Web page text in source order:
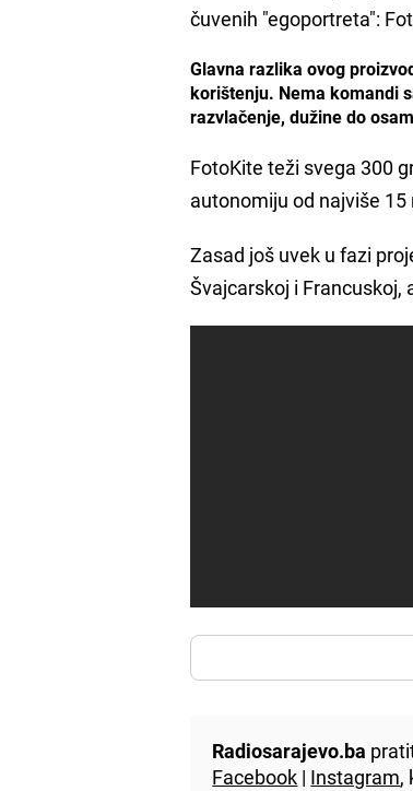
čuvenih "egoportreta":
Glavna razlika ovog
korištenju. Nema komandi
razvlačenje, dužine do
FotoKite teži svega 300
autonomiju od najviše 15
Zasad još uvek u fazi
Švajcarskoj i Francuskoj,
Radiosarajevo.ba
Facebook | Instagram,